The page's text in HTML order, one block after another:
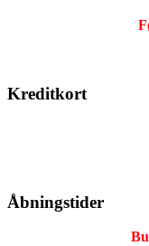
Kreditkort
Åbningstider